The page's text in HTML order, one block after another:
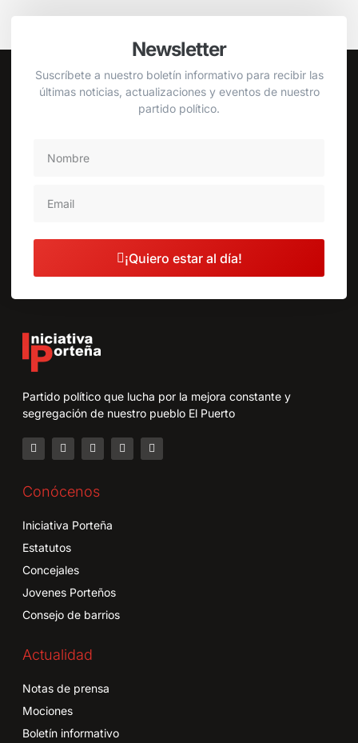
Newsletter
Suscríbete a nuestro boletín informativo para recibir las
últimas noticias, actualizaciones y eventos de nuestro
partido político.
¡Quiero estar al día!
Partido político que lucha por la mejora constante y
segregación de nuestro pueblo El Puerto
Conócenos
Iniciativa Porteña
Estatutos
Concejales
Jovenes Porteños
Consejo de barrios
Actualidad
Notas de prensa
Mociones
Boletín informativo